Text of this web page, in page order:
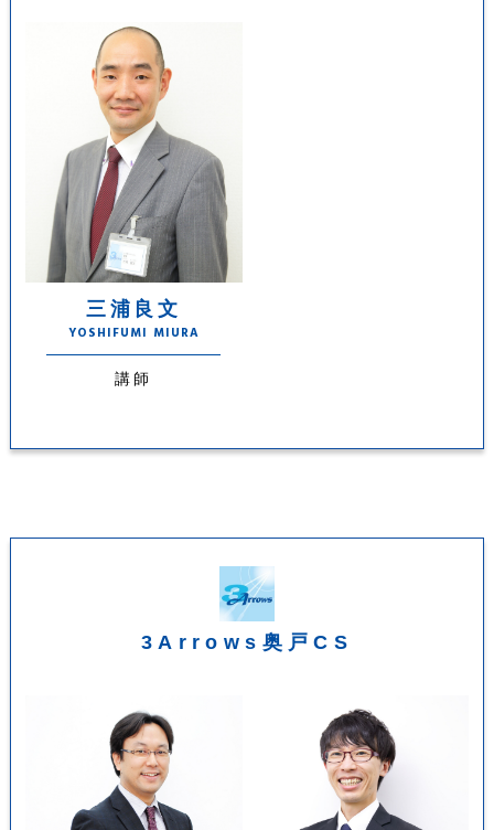
三浦良文
YOSHIFUMI MIURA
講師
3Arrows奥戸CS